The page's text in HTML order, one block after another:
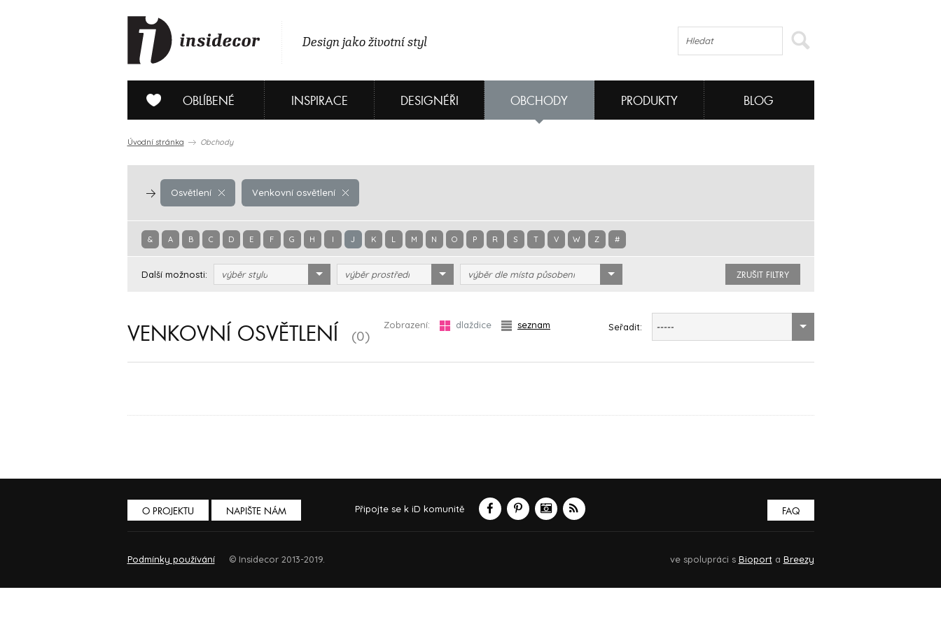
Design jako životní styl
OBLÍBENÉ INSPIRACE DESIGNÉŘI OBCHODY PRODUKTY BLOG
Úvodní stránka Obchody
Osvětlení Venkovní osvětlení
& A B C D E F G H I J K L M N O P R S T V W Z #
Další možnosti: výběr stylu výběr prostředí výběr dle místa působení ZRUŠIT FILTRY
VENKOVNÍ OSVĚTLENÍ (0)
Zobrazení: dlaždice seznam Seřadit: -----
O PROJEKTU NAPIŠTE NÁM Připojte se k iD komunitě FAQ
Podmínky používání © Insidecor 2013-2019. ve spolupráci s Bioporta Breezy